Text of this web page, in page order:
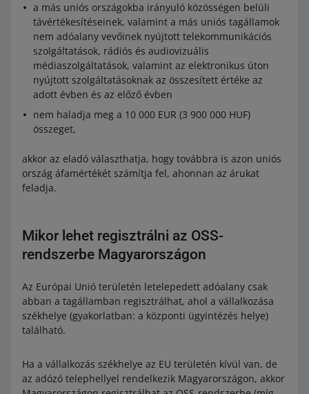
a más uniós országokba irányuló közösségen belüli
távértékesítéseinek, valamint a más uniós tagállamok
nem adóalany vevőinek nyújtott telekommunikációs
szolgáltatások, rádiós és audiovizuális
médiaszolgáltatások, valamint az elektronikus úton
nyújtott szolgáltatásoknak az összesített értéke az
adott évben és az előző évben
nem haladja meg a 10 000 EUR (3 900 000 HUF)
összeget,
akkor az eladó választhatja, hogy továbbra is azon uniós
ország áfamértékét számítja fel, ahonnan az árukat
feladja.
Mikor lehet regisztrálni az OSS-
rendszerbe Magyarországon
Az Európai Unió területén letelepedett adóalany csak
abban a tagállamban regisztrálhat, ahol a vállalkozása
székhelye (gyakorlatban: a központi ügyintézés helye)
található.
Ha a vállalkozás székhelye az EU területén kívül van, de
az adózó telephellyel rendelkezik Magyarországon, akkor